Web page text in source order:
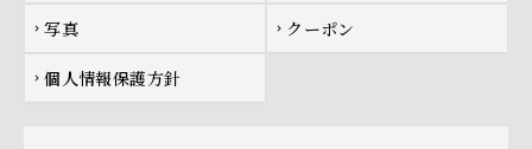
chevron_right 写真 chevron_right クーポン
chevron_right 個人情報保護方針